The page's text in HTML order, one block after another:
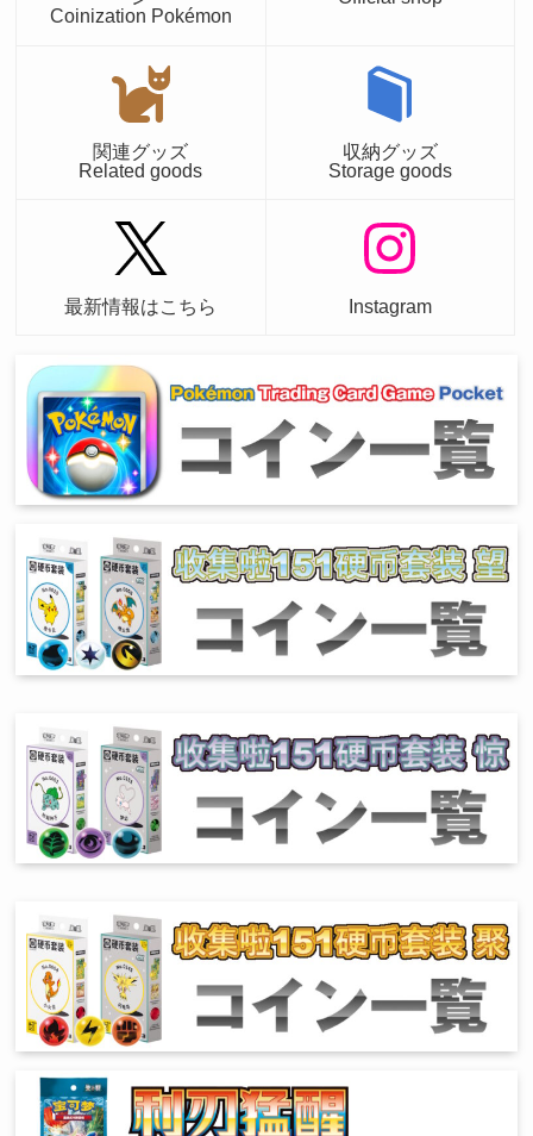
Coinization Pokémon
関連グッズ
Related goods
収納グッズ
Storage goods
最新情報はこちら Instagram